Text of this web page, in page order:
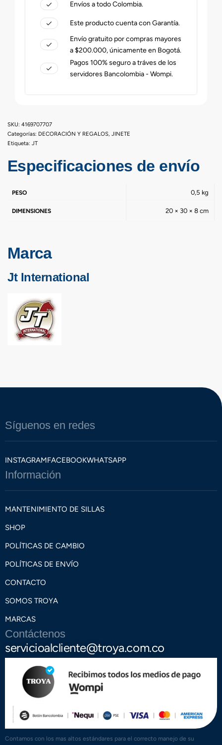
Envíos a todo Colombia.
Este producto cuenta con Garantía.
Envío gratuito por compras mayores
a $200.000, únicamente en Bogotá.
Pagos 100% seguro a tráves de los
servidores Bancolombia - Wompi.
4169707707
Categorías: DECORACIÓN Y REGALOS JINETE
Etiqueta: JT
Especificaciones de envío
PESO 0,5 kg
DIMENSIONES 20 × 30 × 8 cm
Marca
Jt International
Síguenos en redes
INSTAGRAMFACEBOOKWHATSAPP
Información
MANTENIMIENTO DE SILLAS
SHOP
POLÍTICAS DE CAMBIO
POLÍTICAS DE ENVÍO
CONTACTO
SOMOS TROYA
MARCAS
Contáctenos
servicioalcliente@troya.com.co
Contamos con los mas altos estándares para el correcto manejo de su